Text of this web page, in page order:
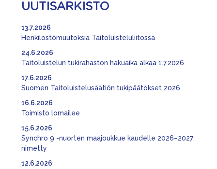
UUTISARKISTO
Henkilöstömuutoksia Taitoluisteluliitossa
13.7.2026
Taitoluistelun tukirahaston hakuaika alkaa 1.7.2026
24.6.2026
Suomen Taitoluistelusäätiön tukipäätökset 2026
17.6.2026
Toimisto lomailee
16.6.2026
Synchro 9 -nuorten maajoukkue kaudelle 2026–2027
nimetty
15.6.2026
12.6.2026